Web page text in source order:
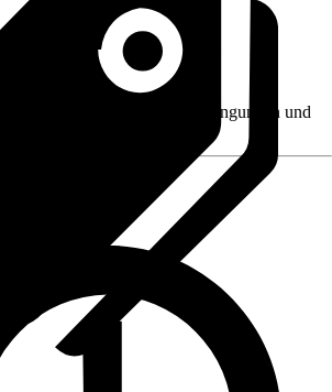
wie z. B. Rückgabebedingungen und
auf den Verkäufernamen.